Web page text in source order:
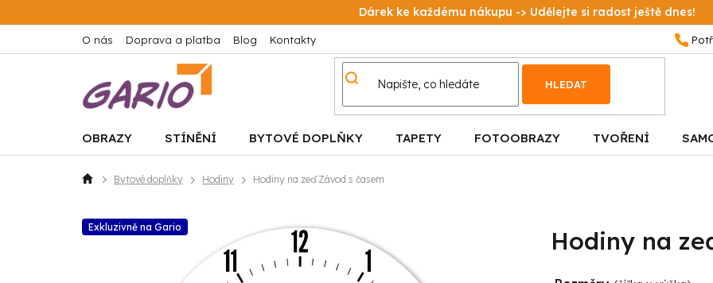
na
Dárek ke každému nákupu -> Udělejte si radost ještě dnes!
O nás Doprava a platba Blog Kontakty
HLEDAT
OBRAZY STÍNĚNÍ BYTOVÉ DOPLŇKY TAPETY FOTOOBRAZY TVOŘENÍ
Domů Bytové doplňky Hodiny Hodiny na zeď Závod s časem
Exkluzivně na Gario Hodiny na